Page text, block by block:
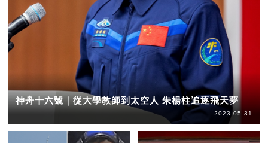
神舟十六號｜從大學教師到太空人 朱楊柱追逐飛天夢
2023-05-31